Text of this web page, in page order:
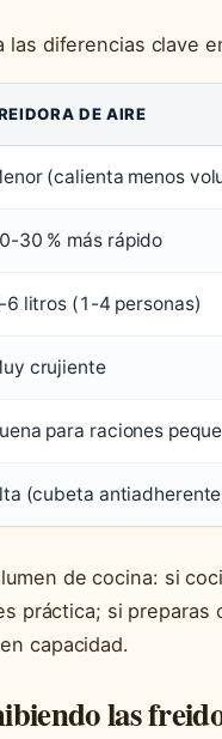
las diferencias clave
DE AIRE
(calienta menos
30 % más rápido
6 litros (1-4 personas)
crujiente
para raciones
(cubeta
de cocina: si
práctica; si preparas
capacidad.
las